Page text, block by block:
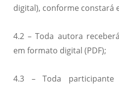
digital), conforme constará
4.2 – Toda autora
em formato digital (PDF);
4.3 – Toda